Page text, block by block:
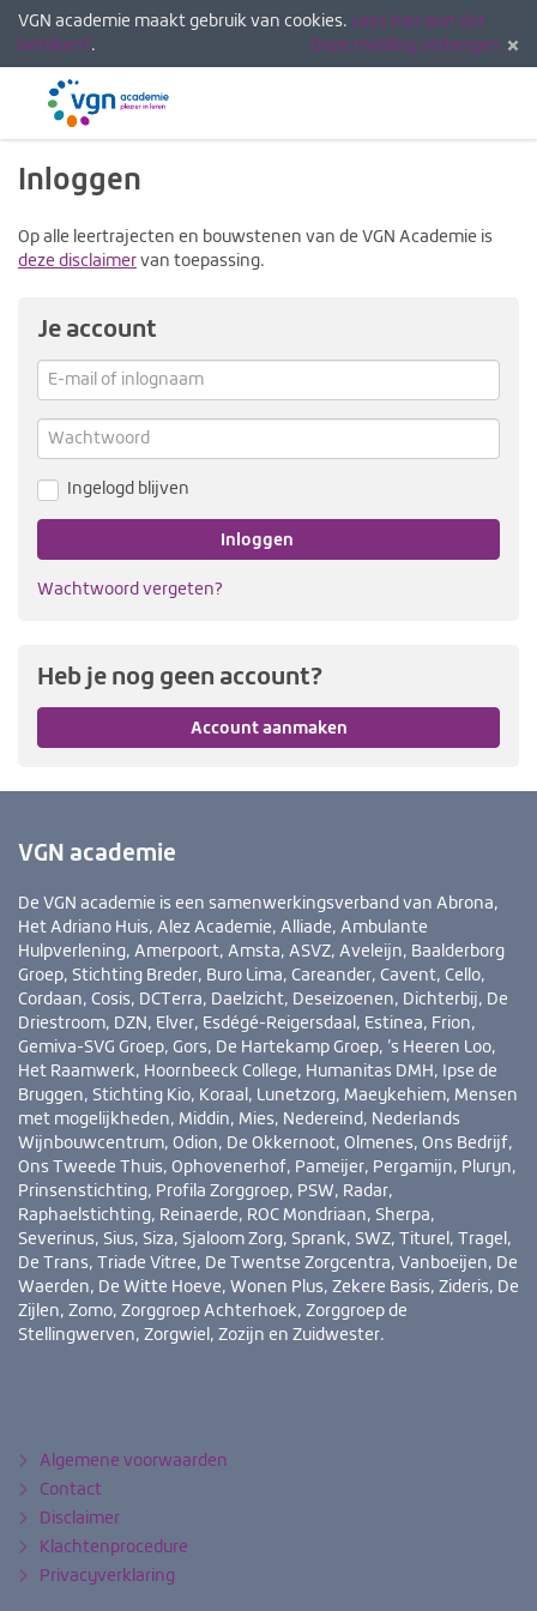
VGN academie maakt gebruik van cookies. Lees hier wat dat
betekent. Deze melding verbergen
Menu
Inloggen
Op alle leertrajecten en bouwstenen van de VGN Academie is
deze disclaimer van toepassing.
Je account
E-
mail
of
inlognaam
Wachtwoord
Ingelogd blijven
Inloggen
Wachtwoord vergeten?
Heb je nog geen account?
Account aanmaken
VGN academie
De VGN academie is een samenwerkingsverband van Abrona,
Het Adriano Huis, Alez Academie, Alliade, Ambulante
Hulpverlening, Amerpoort, Amsta, ASVZ, Aveleijn, Baalderborg
Groep, Stichting Breder, Buro Lima, Careander, Cavent, Cello,
Cordaan, Cosis, DCTerra, Daelzicht, Deseizoenen, Dichterbij, De
Driestroom, DZN, Elver, Esdégé-Reigersdaal, Estinea, Frion,
Gemiva-SVG Groep, Gors, De Hartekamp Groep, ’s Heeren Loo,
Het Raamwerk, Hoornbeeck College, Humanitas DMH, Ipse de
Bruggen, Stichting Kio, Koraal, Lunetzorg, Maeykehiem, Mensen
met mogelijkheden, Middin, Mies, Nedereind, Nederlands
Wijnbouwcentrum, Odion, De Okkernoot, Olmenes, Ons Bedrijf,
Ons Tweede Thuis, Ophovenerhof, Pameijer, Pergamijn, Pluryn,
Prinsenstichting, Profila Zorggroep, PSW, Radar,
Raphaelstichting, Reinaerde, ROC Mondriaan, Sherpa,
Severinus, Sius, Siza, Sjaloom Zorg, Sprank, SWZ, Titurel, Tragel,
De Trans, Triade Vitree, De Twentse Zorgcentra, Vanboeijen, De
Waerden, De Witte Hoeve, Wonen Plus, Zekere Basis, Zideris, De
Zijlen, Zomo, Zorggroep Achterhoek, Zorggroep de
Stellingwerven, Zorgwiel, Zozijn en Zuidwester.
Algemene voorwaarden
Contact
Disclaimer
Klachtenprocedure
Privacyverklaring